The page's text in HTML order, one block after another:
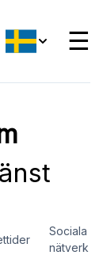
☰
Sociala
nätverk